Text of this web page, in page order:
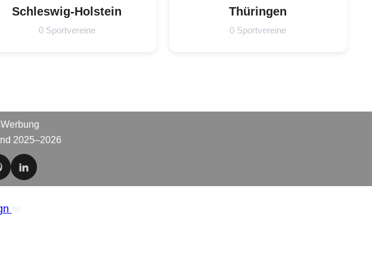
Schleswig-Holstein
0 Sportvereine
Thüringen
0 Sportvereine
Werbung
2025–2026